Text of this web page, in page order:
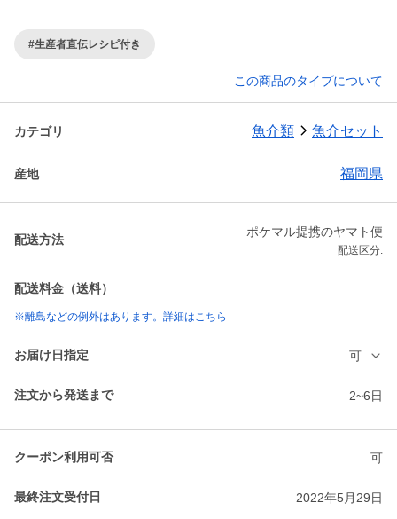
#生産者直伝レシピ付き
この商品のタイプについて
カテゴリ 魚介類 魚介セット
産地 福岡県
配送方法
ポケマル提携のヤマト便
配送区分:
配送料金（送料）
※離島などの例外はあります。詳細はこちら
お届け日指定 可
注文から発送まで 2~6日
クーポン利用可否 可
最終注文受付日 2022年5月29日